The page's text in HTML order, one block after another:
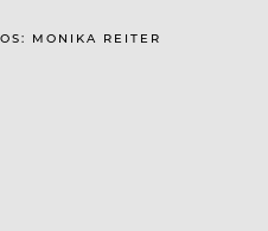
MONIKA REITER